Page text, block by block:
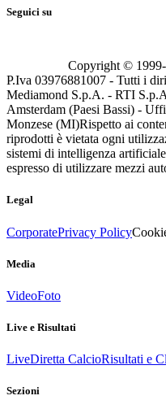
Seguici su
Copyright © 1999-
P.Iva 03976881007 - Tutti i
Mediamond S.p.A. - RTI
Amsterdam (Paesi Bassi) -
Monzese (MI)Rispetto ai
riprodotti è vietata ogni
sistemi di intelligenza
espresso di utilizzare mezzi
Legal
CorporatePrivacy Policy
Media
VideoFoto
Live e Risultati
LiveDiretta CalcioRisultati e
Sezioni